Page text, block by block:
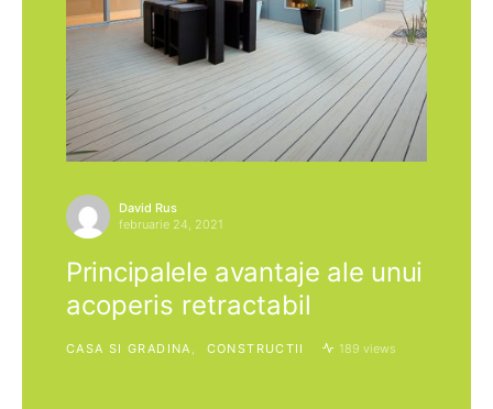
David Rus
februarie 24, 2021
Principalele avantaje ale unui
acoperis retractabil
CASA SI GRADINA CONSTRUCTII 189 views